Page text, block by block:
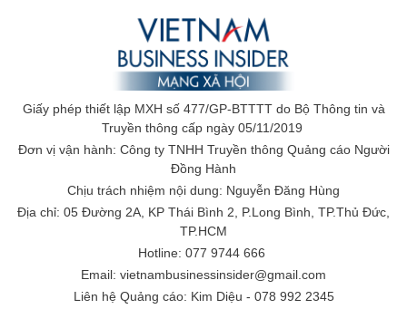
Giấy phép thiết lập MXH số 477/GP-BTTTT do Bộ Thông tin và
Truyền thông cấp ngày 05/11/2019
Đơn vị vận hành: Công ty TNHH Truyền thông Quảng cáo Người
Đồng Hành
Chịu trách nhiệm nội dung: Nguyễn Đăng Hùng
Địa chỉ: 05 Đường 2A, KP Thái Bình 2, P.Long Bình, TP.Thủ Đức,
TP.HCM
Hotline: 077 9744 666
Email: vietnambusinessinsider@gmail.com
Liên hệ Quảng cáo: Kim Diệu - 078 992 2345